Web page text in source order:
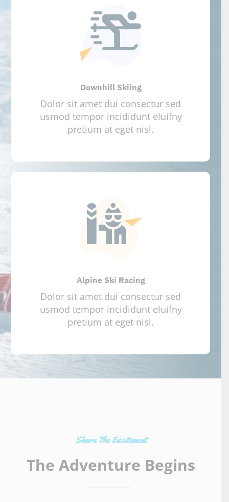
Downhill Skiing
Dolor sit amet dui consectur sed
usmod tempor incididunt eluifny
pretium at eget nisl.
Alpine Ski Racing
Dolor sit amet dui consectur sed
usmod tempor incididunt eluifny
pretium at eget nisl.
Share The Excitement
The Adventure Begins